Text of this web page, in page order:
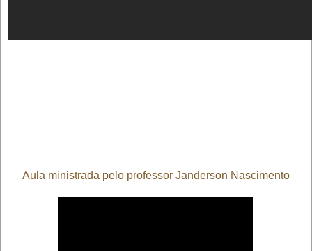
Aula ministrada pelo professor Janderson Nascimento